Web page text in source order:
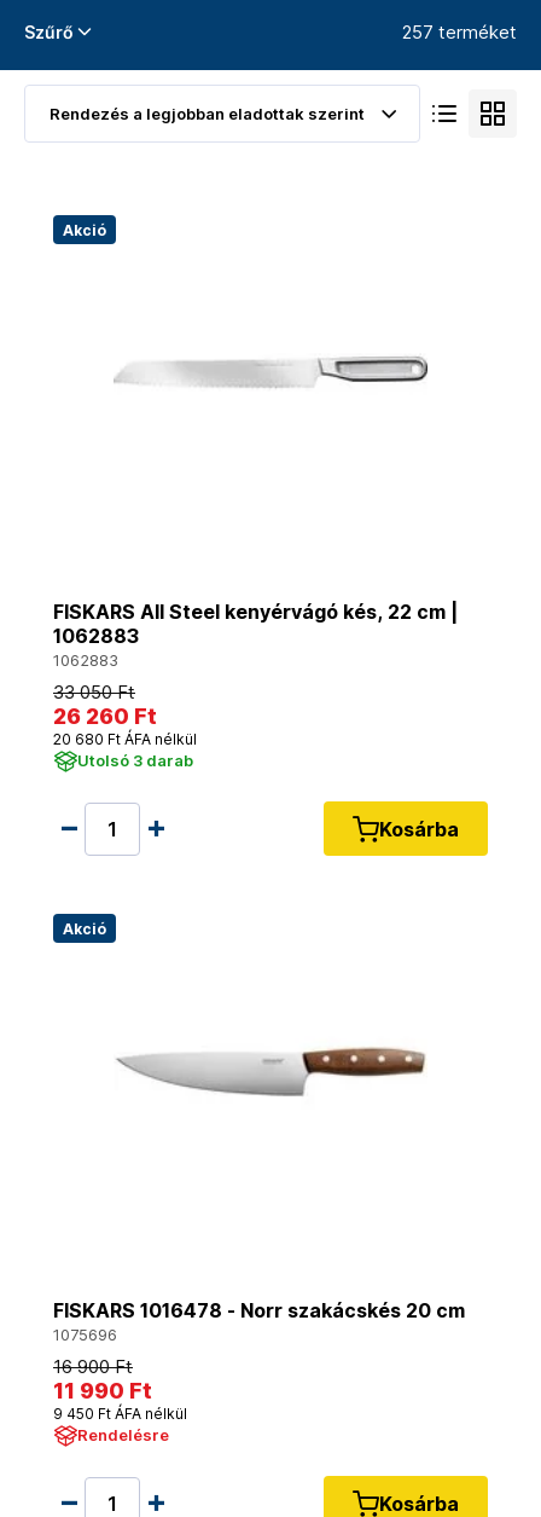
Szűrő 257 terméket
Akció
FISKARS All Steel kenyérvágó kés, 22 cm |
1062883
1062883
33 050 Ft
26 260 Ft
20 680 Ft ÁFA nélkül
Utolsó 3 darab
Kosárba
Akció
FISKARS 1016478 - Norr szakácskés 20 cm
1075696
16 900 Ft
11 990 Ft
9 450 Ft ÁFA nélkül
Rendelésre
Kosárba